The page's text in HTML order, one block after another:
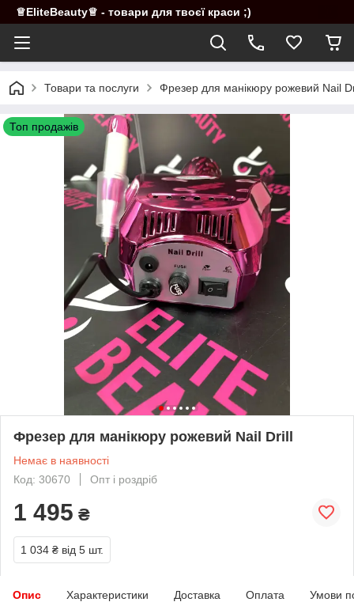
♕EliteBeauty♕ - товари для твоєї краси ;)
Товари та послуги Фрезер для манікюру рожевий Nail
Топ продажів
Фрезер для манікюру рожевий Nail Drill
Немає в наявності
Код: 30670
Опт і роздріб
1 495 ₴
1 034 ₴ від 5 шт.
Опис Характеристики Доставка Оплата Умови